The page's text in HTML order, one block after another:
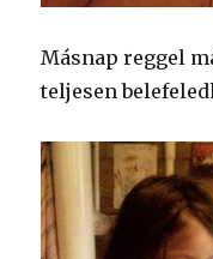
Másnap reggel
teljesen